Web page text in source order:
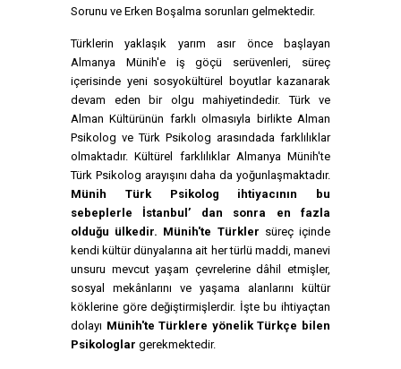
Sorunu ve Erken Boşalma sorunları gelmektedir.
Türklerin yaklaşık yarım asır önce başlayan
Almanya Münih'e iş göçü serüvenleri, süreç
içerisinde yeni sosyokültürel boyutlar kazanarak
devam eden bir olgu mahiyetindedir. Türk ve
Alman Kültürünün farklı olmasıyla birlikte Alman
Psikolog ve Türk Psikolog arasındada farklılıklar
olmaktadır. Kültürel farklılıklar Almanya Münih'te
Türk Psikolog arayışını daha da yoğunlaşmaktadır.
Münih Türk Psikolog ihtiyacının bu
sebeplerle İstanbul’ dan sonra en fazla
olduğu ülkedir. Münih'te Türkler süreç içinde
kendi kültür dünyalarına ait her türlü maddi, manevi
unsuru mevcut yaşam çevrelerine dâhil etmişler,
sosyal mekânlarını ve yaşama alanlarını kültür
köklerine göre değiştirmişlerdir. İşte bu ihtiyaçtan
dolayı Münih'te Türklere yönelik Türkçe bilen
Psikologlar gerekmektedir.